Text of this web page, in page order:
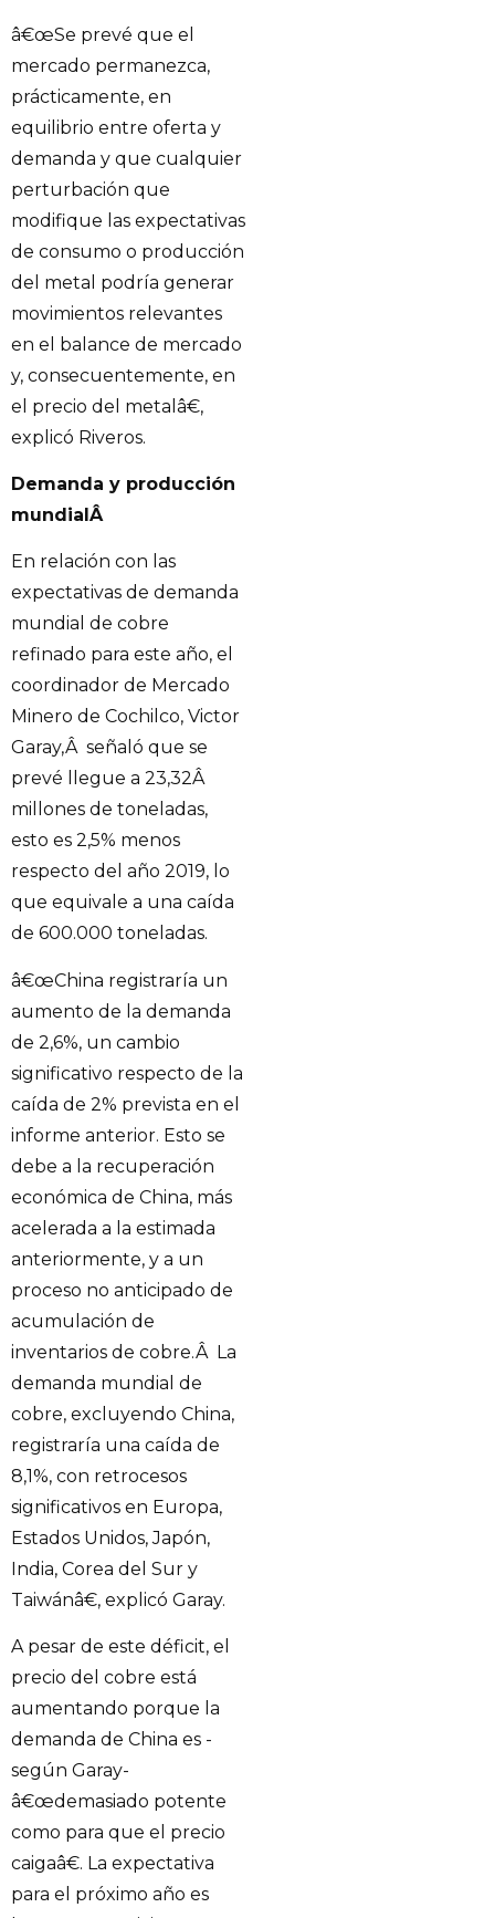
â€œSe prevé que el
mercado permanezca,
prácticamente, en
equilibrio entre oferta y
demanda y que cualquier
perturbación que
modifique las expectativas
de consumo o producción
del metal podría generar
movimientos relevantes
en el balance de mercado
y, consecuentemente, en
el precio del metalâ€,
explicó Riveros.
Demanda y producción
mundialÂ
En relación con las
expectativas de demanda
mundial de cobre
refinado para este año, el
coordinador de Mercado
Minero de Cochilco, Victor
Garay,Â señaló que se
prevé llegue a 23,32Â
millones de toneladas,
esto es 2,5% menos
respecto del año 2019, lo
que equivale a una caída
de 600.000 toneladas.
â€œChina registraría un
aumento de la demanda
de 2,6%, un cambio
significativo respecto de la
caída de 2% prevista en el
informe anterior. Esto se
debe a la recuperación
económica de China, más
acelerada a la estimada
anteriormente, y a un
proceso no anticipado de
acumulación de
inventarios de cobre.Â La
demanda mundial de
cobre, excluyendo China,
registraría una caída de
8,1%, con retrocesos
significativos en Europa,
Estados Unidos, Japón,
India, Corea del Sur y
Taiwánâ€, explicó Garay.
A pesar de este déficit, el
precio del cobre está
aumentando porque la
demanda de China es -
según Garay-
â€œdemasiado potente
como para que el precio
caigaâ€. La expectativa
para el próximo año es